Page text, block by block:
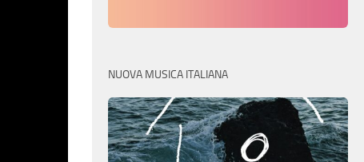
NUOVA MUSICA ITALIANA